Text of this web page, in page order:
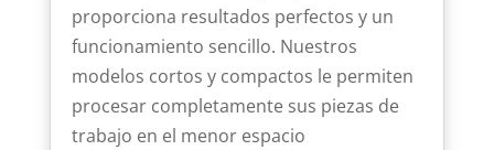
proporciona resultados perfectos y un
funcionamiento sencillo. Nuestros
modelos cortos y compactos le permiten
procesar completamente sus piezas de
trabajo en el menor espacio